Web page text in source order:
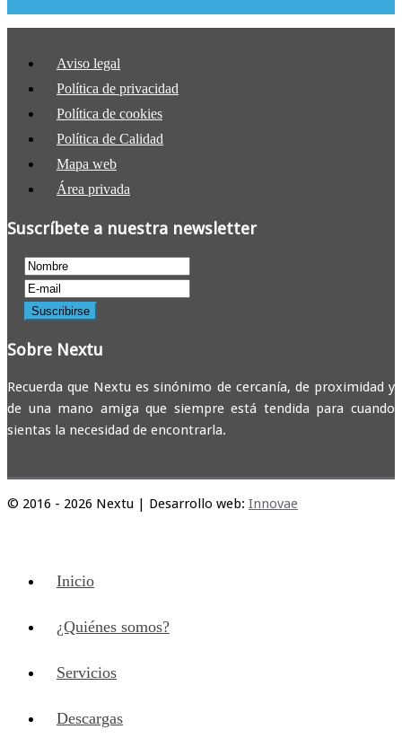
Aviso legal
Política de privacidad
Política de cookies
Política de Calidad
Mapa web
Área privada
Suscríbete a nuestra newsletter
Sobre Nextu
Recuerda que Nextu es sinónimo de cercanía, de proximidad y
de una mano amiga que siempre está tendida para cuando
sientas la necesidad de encontrarla.
© 2016 - 2026 Nextu | Desarrollo web: Innovae
Inicio
¿Quiénes somos?
Servicios
Descargas